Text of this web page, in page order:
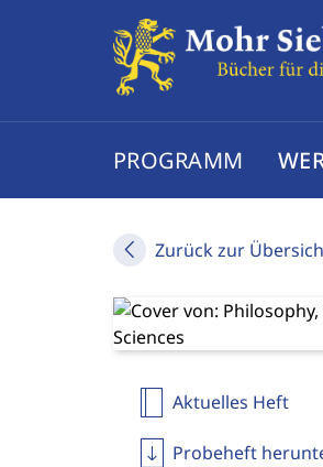
PROGRAMM
Zurück zur
Aktuelles Heft
Probeheft